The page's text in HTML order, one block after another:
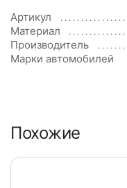
Артикул
Материал
Производитель
Марки автомобилей
Похожие